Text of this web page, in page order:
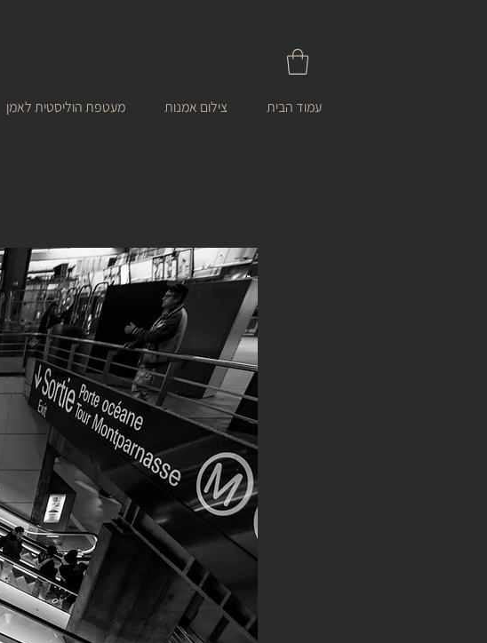
עמוד הבית צילום אמנות מעטפת הוליסטית לאמן